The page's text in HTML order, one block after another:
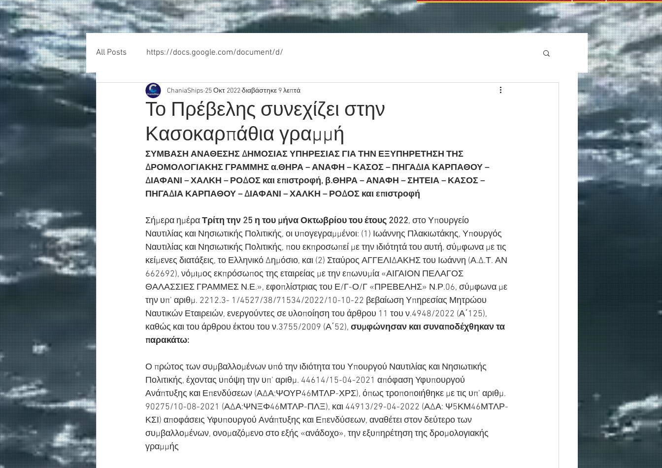
All Posts https://docs.google.com/document/d/
Το Πρέβελης συνεχίζει στην
Κασοκαρπάθια γραμμή
ChaniaShips 25 Οκτ 2022διαβάστηκε 9 λεπτά
ΣΥΜΒΑΣΗ ΑΝΑΘΕΣΗΣ ΔΗΜΟΣΙΑΣ ΥΠΗΡΕΣΙΑΣ ΓΙΑ ΤΗΝ ΕΞΥΠΗΡΕΤΗΣΗ ΤΗΣ
ΔΡΟΜΟΛΟΓΙΑΚΗΣ ΓΡΑΜΜΗΣ α.ΘΗΡΑ – ΑΝΑΦΗ – ΚΑΣΟΣ – ΠΗΓΑΔΙΑ ΚΑΡΠΑΘΟΥ –
ΔΙΑΦΑΝΙ – ΧΑΛΚΗ – ΡΟΔΟΣ και επιστροφή, β.ΘΗΡΑ – ΑΝΑΦΗ – ΣΗΤΕΙΑ – ΚΑΣΟΣ –
ΠΗΓΑΔΙΑ ΚΑΡΠΑΘΟΥ – ΔΙΑΦΑΝΙ – ΧΑΛΚΗ – ΡΟΔΟΣ και επιστροφή
Σήμερα ημέρα Τρίτη την 25 η του μήνα Οκτωβρίου του έτους 2022, στο Υπουργείο
Ναυτιλίας και Νησιωτικής Πολιτικής, οι υπογεγραμμένοι: (1) Ιωάννης Πλακιωτάκης, Υπουργός
Ναυτιλίας και Νησιωτικής Πολιτικής, που εκπροσωπεί με την ιδιότητά του αυτή, σύμφωνα με τις
κείμενες διατάξεις, το Ελληνικό Δημόσιο, και (2) Σταύρος ΑΓΓΕΛΙΔΑΚΗΣ του Ιωάννη (Α.Δ.Τ. ΑΝ
662692), νόμιμος εκπρόσωπος της εταιρείας με την επωνυμία «ΑΙΓΑΙΟΝ ΠΕΛΑΓΟΣ
ΘΑΛΑΣΣΙΕΣ ΓΡΑΜΜΕΣ Ν.Ε.», εφοπλίστριας του Ε/Γ-Ο/Γ «ΠΡΕΒΕΛΗΣ» Ν.Ρ.06, σύμφωνα με
την υπ’ αριθμ. 2212.3- 1/4527/38/71534/2022/10-10-22 βεβαίωση Υπηρεσίας Μητρώου
Ναυτικών Εταιρειών, ενεργούντες σε υλοποίηση του άρθρου 11 του ν.4948/2022 (Α΄125),
καθώς και του άρθρου έκτου του ν.3755/2009 (Α΄52), συμφώνησαν και συναποδέχθηκαν τα
παρακάτω:
Ο πρώτος των συμβαλλομένων υπό την ιδιότητα του Υπουργού Ναυτιλίας και Νησιωτικής
Πολιτικής, έχοντας υπόψη την υπ’ αριθμ. 44614/15-04-2021 απόφαση Υφυπουργού
Ανάπτυξης και Επενδύσεων (ΑΔΑ:ΨΟΥΡ46ΜΤΛΡ-ΧΡΣ), όπως τροποποιήθηκε με τις υπ’ αριθμ.
90275/10-08-2021 (ΑΔΑ:ΨΝΞΦ46ΜΤΛΡ-ΠΛΞ), και 44913/29-04-2022 (ΑΔΑ: Ψ5ΚΜ46ΜΤΛΡ-
ΚΣΙ) αποφάσεις Υφυπουργού Ανάπτυξης και Επενδύσεων, αναθέτει στον δεύτερο των
συμβαλλομένων, ονομαζόμενο στο εξής «ανάδοχο», την εξυπηρέτηση της δρομολογιακής
γραμμής